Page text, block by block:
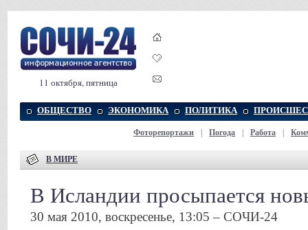
11 октября, пятница
ОБЩЕСТВО ЭКОНОМИКА ПОЛИТИКА
Фоторепортажи Погода Работа
В МИРЕ
В Исландии просыпается
30 мая 2010, воскресенье, 13:05 – СОЧИ-24